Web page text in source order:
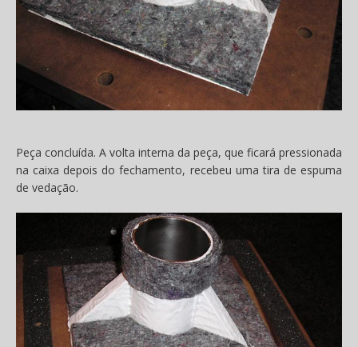
Peça concluída. A volta interna da peça, que ficará pressionada
na caixa depois do fechamento, recebeu uma tira de espuma
de vedação.